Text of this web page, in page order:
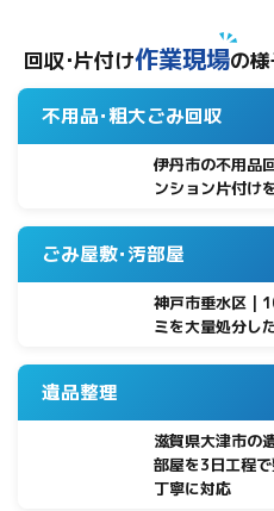
回収･片付け作業現場の
不用品･粗大ごみ回収
伊丹市の不用品
ンション片付け
ごみ屋敷･汚部屋
神戸市垂水区 |
ミを大量処分し
遺品整理
滋賀県大津市の
部屋を3日工程
丁寧に対応